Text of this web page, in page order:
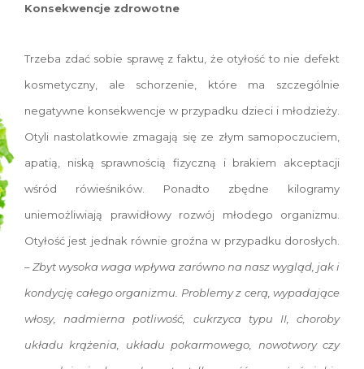
Konsekwencje zdrowotne
Trzeba zdać sobie sprawę z faktu, że otyłość to nie defekt
kosmetyczny, ale schorzenie, które ma szczególnie
negatywne konsekwencje w przypadku dzieci i młodzieży.
Otyli nastolatkowie zmagają się ze złym samopoczuciem,
apatią, niską sprawnością fizyczną i brakiem akceptacji
wśród rówieśników. Ponadto zbędne kilogramy
uniemożliwiają prawidłowy rozwój młodego organizmu.
Otyłość jest jednak równie groźna w przypadku dorosłych.
–Zbyt wysoka waga wpływa zarówno na nasz wygląd, jak i
kondycję całego organizmu. Problemy z cerą, wypadające
włosy, nadmierna potliwość, cukrzyca typu II, choroby
układu krążenia, układu pokarmowego, nowotwory czy